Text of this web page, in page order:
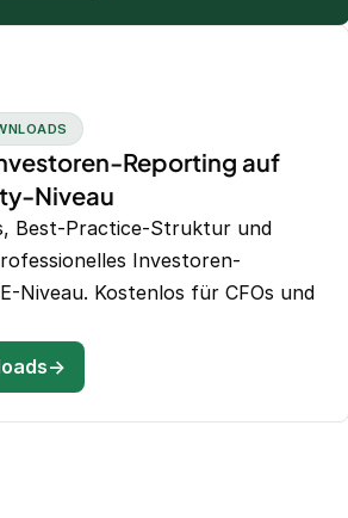
Reporting auf
Niveau
Best-Practice-Struktur und
Investoren-
Niveau. Kostenlos für CFOs und